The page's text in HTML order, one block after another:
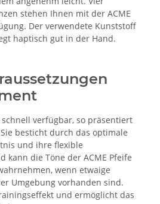
stehen Ihnen mit der ACME
Der verwendete Kunststoff
haptisch gut in der Hand.
verfügbar, so präsentiert
besticht durch das optimale
und ihre flexible
kann die Töne der ACME Pfeife
wenn etwaige
Umgebung vorhanden sind.
und ermöglicht das